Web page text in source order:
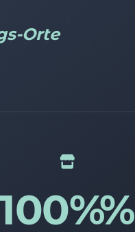
Orte
100%%